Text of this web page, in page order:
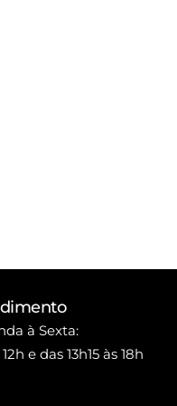
à Sexta:
e das 13h15 às 18h